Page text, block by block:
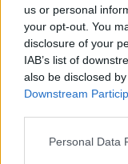
us or personal
your opt-out. You
disclosure of your
IAB’s list of
also be disclosed
Downstream
Please note that
Personal Data